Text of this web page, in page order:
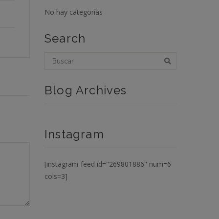
No hay categorías
Search
Blog Archives
Instagram
[instagram-feed id="269801886" num=6
cols=3]